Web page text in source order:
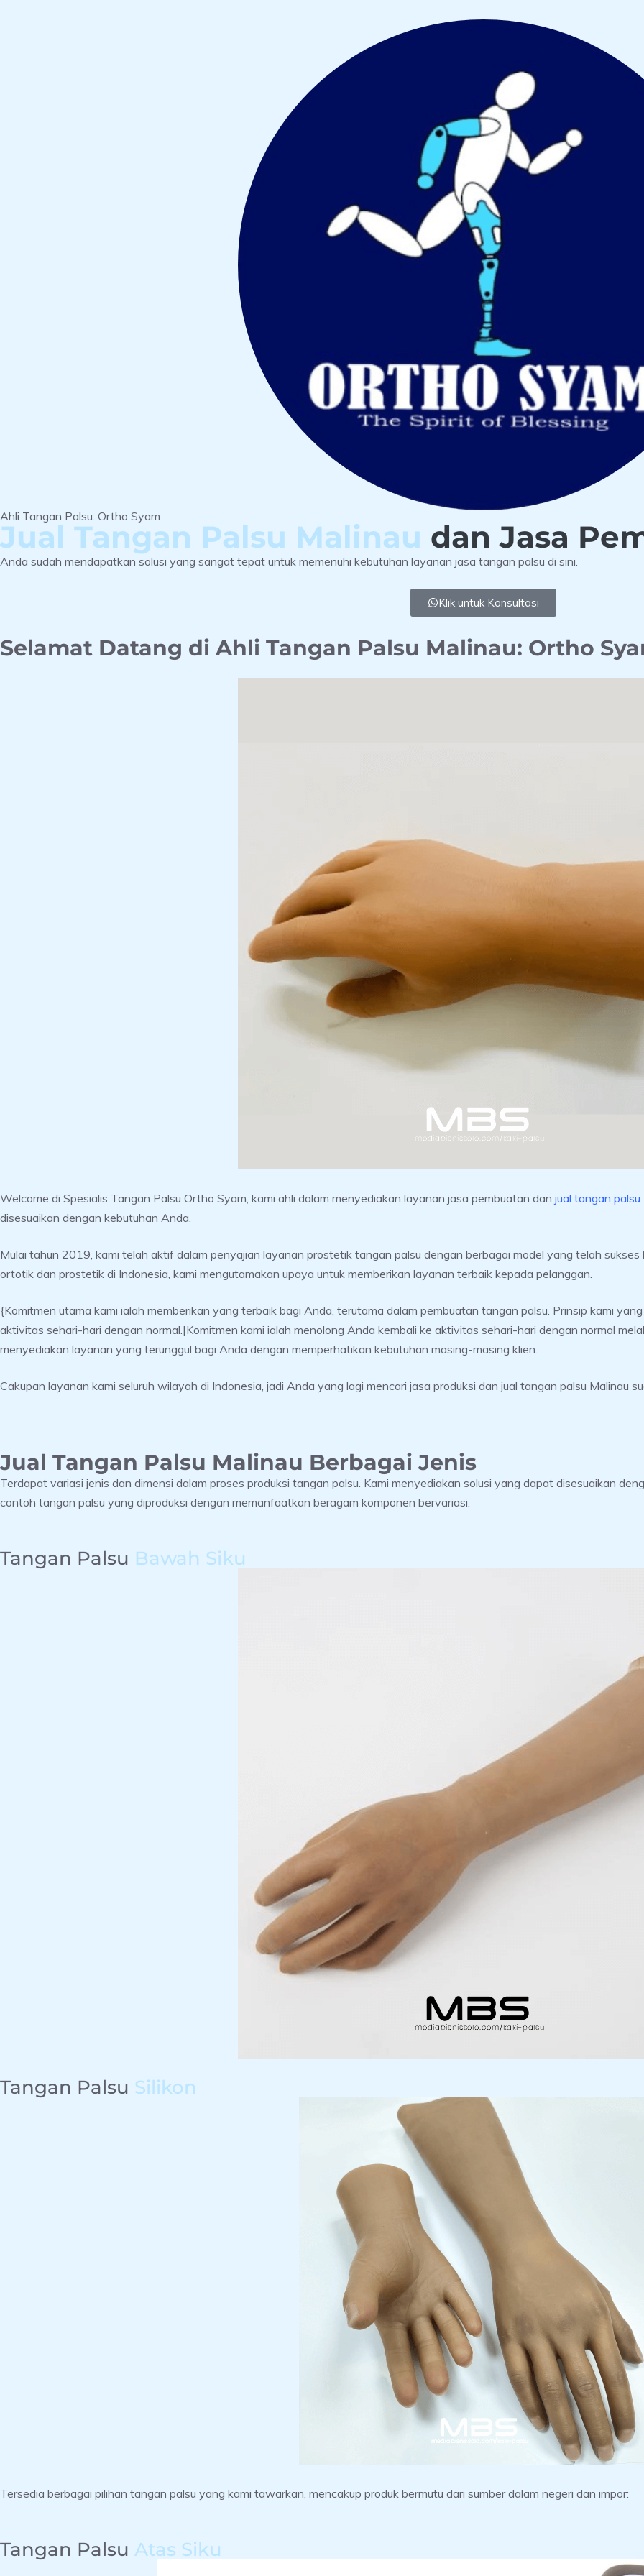
Ahli Tangan Palsu: Ortho Syam
Jual Tangan Palsu Malinau dan Jasa
Anda sudah mendapatkan solusi yang sangat tepat untuk memenuhi kebutuhan layanan jasa tangan palsu di sini.
Klik untuk Konsultasi
Selamat Datang di Ahli Tangan Palsu Malinau: Ortho
Welcome di Spesialis Tangan Palsu Ortho Syam, kami ahli dalam menyediakan layanan jasa pembuatan dan jual tangan palsu
disesuaikan dengan kebutuhan Anda.
Mulai tahun 2019, kami telah aktif dalam penyajian layanan prostetik tangan palsu dengan berbagai model yang telah
ortotik dan prostetik di Indonesia, kami mengutamakan upaya untuk memberikan layanan terbaik kepada pelanggan.
{Komitmen utama kami ialah memberikan yang terbaik bagi Anda, terutama dalam pembuatan tangan palsu. Prinsip kami
aktivitas sehari-hari dengan normal.|Komitmen kami ialah menolong Anda kembali ke aktivitas sehari-hari dengan normal
menyediakan layanan yang terunggul bagi Anda dengan memperhatikan kebutuhan masing-masing klien.
Cakupan layanan kami seluruh wilayah di Indonesia, jadi Anda yang lagi mencari jasa produksi dan jual tangan palsu Malinau
Jual Tangan Palsu Malinau Berbagai Jenis
Terdapat variasi jenis dan dimensi dalam proses produksi tangan palsu. Kami menyediakan solusi yang dapat disesuaikan
contoh tangan palsu yang diproduksi dengan memanfaatkan beragam komponen bervariasi:
Tangan Palsu Bawah Siku
Tangan Palsu Silikon
Tersedia berbagai pilihan tangan palsu yang kami tawarkan, mencakup produk bermutu dari sumber dalam negeri dan impor:
Tangan Palsu Atas Siku